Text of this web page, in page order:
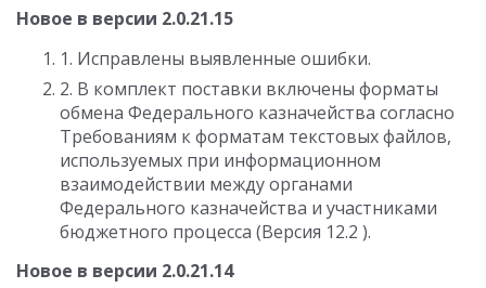
Новое в версии 2.0.21.15
1. Исправлены выявленные ошибки.
2. В комплект поставки включены форматы
обмена Федерального казначейства согласно
Требованиям к форматам текстовых файлов,
используемых при информационном
взаимодействии между органами
Федерального казначейства и участниками
бюджетного процесса (Версия 12.2 ).
Новое в версии 2.0.21.14